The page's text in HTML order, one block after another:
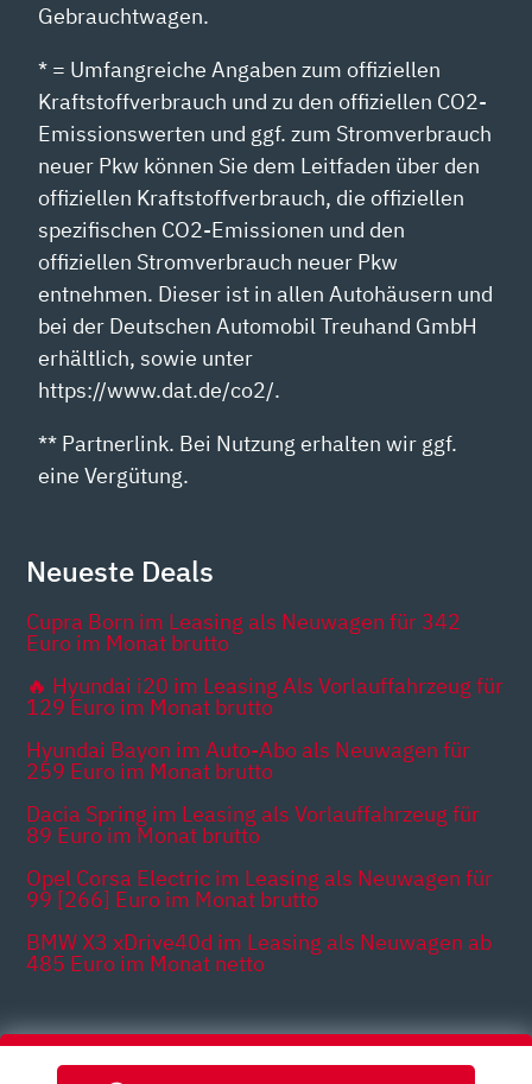
Gebrauchtwagen.
* = Umfangreiche Angaben zum offiziellen
Kraftstoffverbrauch und zu den offiziellen CO2-
Emissionswerten und ggf. zum Stromverbrauch
neuer Pkw können Sie dem Leitfaden über den
offiziellen Kraftstoffverbrauch, die offiziellen
spezifischen CO2-Emissionen und den
offiziellen Stromverbrauch neuer Pkw
entnehmen. Dieser ist in allen Autohäusern und
bei der Deutschen Automobil Treuhand GmbH
erhältlich, sowie unter
https://www.dat.de/co2/.
** Partnerlink. Bei Nutzung erhalten wir ggf.
eine Vergütung.
Neueste Deals
Cupra Born im Leasing als Neuwagen für 342
Euro im Monat brutto
🔥 Hyundai i20 im Leasing Als Vorlauffahrzeug für
129 Euro im Monat brutto
Hyundai Bayon im Auto-Abo als Neuwagen für
259 Euro im Monat brutto
Dacia Spring im Leasing als Vorlauffahrzeug für
89 Euro im Monat brutto
Opel Corsa Electric im Leasing als Neuwagen für
99 [266] Euro im Monat brutto
BMW X3 xDrive40d im Leasing als Neuwagen ab
485 Euro im Monat netto